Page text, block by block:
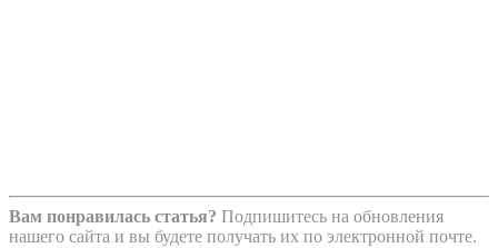
Вам понравилась статья? Подпишитесь на обновления
нашего сайта и вы будете получать их по электронной почте.